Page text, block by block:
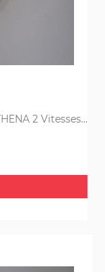
2 Vitesses...